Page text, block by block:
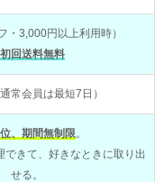
・3,000円以上利用時）
回送料無料
常会員は最短7日）
、期間無制限。
できて、好きなときに取り出
せる。